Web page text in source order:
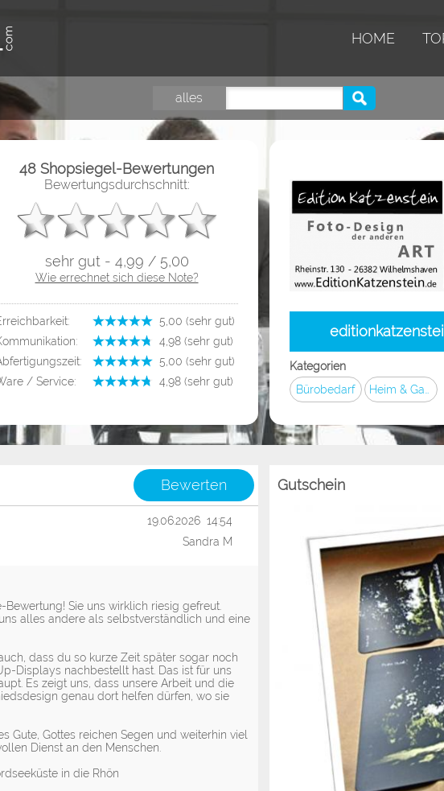
HOME
alles
48 Shopsiegel-Bewertungen
Bewertungsdurchschnitt:
sehr gut - 4,99 / 5,00
Wie errechnet sich diese Note?
­ 5,00 (sehr gut)
­ 4,98 (sehr gut)
­ 5,00 (sehr gut)
/ Service:
­ 4,98 (sehr gut)
Kategorien
Bürobedarf
Bewerten
Sandra M
19.06.2026 14:54
Sie uns wirklich riesig gefreut.
alles andere als selbstverständlich und eine
dass du so kurze Zeit später sogar noch
Displays nachbestellt hast. Das ist für uns
Es zeigt uns, dass unsere Arbeit und die
genau dort helfen dürfen, wo sie
Gute, Gottes reichen Segen und weiterhin viel
Dienst an den Menschen.
in die Rhön
Gutschein